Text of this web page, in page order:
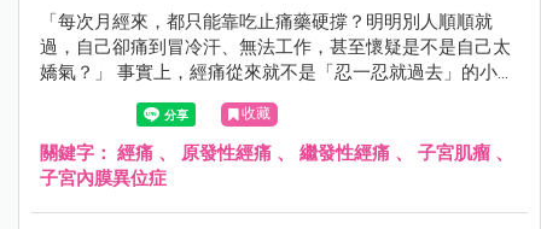
「每次月經來，都只能靠吃止痛藥硬撐？明明別人順順就
過，自己卻痛到冒冷汗、無法工作，甚至懷疑是不是自己太
嬌氣？」 事實上，經痛從來就不是「忍一忍就過去」的小
事，而是身體發出的重要警訊！許多女性誤以為經痛是體質
問題，只要吃止痛藥就好，卻忽略了背後可能隱藏著婦科疾
病。如果妳的經痛總是治不好，甚至隨著年紀越來越嚴重，
可能是身體正在告訴妳：「這裡出問題了！」
收藏
關鍵字： 經痛 、 原發性經痛 、 繼發性經痛 、 子宮肌瘤 、
子宮內膜異位症